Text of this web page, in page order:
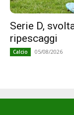
Serie D,
ripescaggi
Calcio 05/08/2026